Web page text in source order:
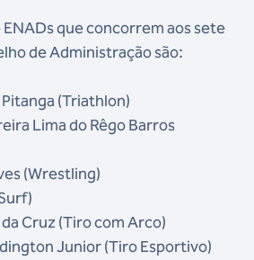
que concorrem aos sete
de Administração são:
(Triathlon)
Lima do Rêgo Barros
(Wrestling)
Cruz (Tiro com Arco)
Junior (Tiro Esportivo)